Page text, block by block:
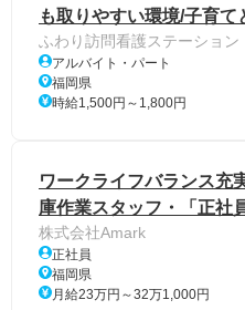
も取りやすい環境/子育て
ふわり訪問看護ステーション
アルバイト・パート
福岡県
時給1,500円～1,800円
ワークライフバランス充
庫作業スタッフ・「正社
株式会社Amark
正社員
福岡県
月給23万円～32万1,000円